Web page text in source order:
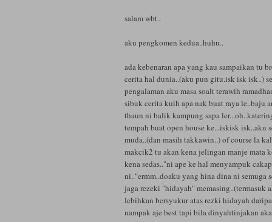
salam wbt..
aku pengkomen kedua..huhu..
ada kebenaran apa yang kau sampaikan tu
cerita hal dunia..(aku pun gitu.isk isk isk..)
pengalaman aku masa soalt terawih
sibuk cerita kuih apa nak buat raya le..baju
thaun ni balik kampung sapa
tempah buat open house ke...iskisk isk..aku
muda..(dan masih takkawin..) of course la
makcik2 tu akan kena jelingan manje mata
kena sedas.."ni ape ke hal menyampuk
ni.."ermm..doaku yang hina dina ni semuga
jaga rezeki "hidayah" memasing..(termasuk
lebihkan bersyukur atas rezki hidayah
nampak aje best tapi bila dinyahtinjakan